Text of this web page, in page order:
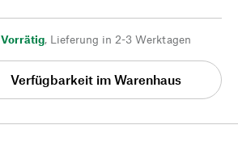
Vorrätig, Lieferung in 2-3 Werktagen
Verfügbarkeit im Warenhaus